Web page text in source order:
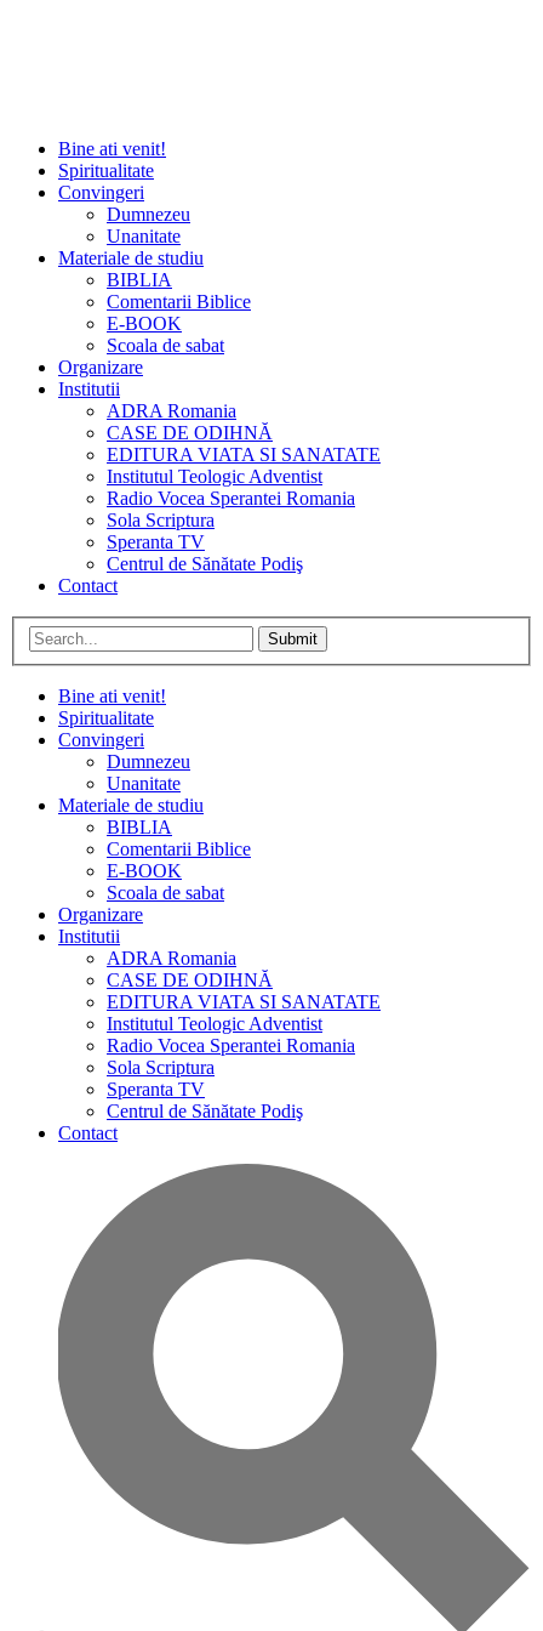
Bine ati venit!
Spiritualitate
Convingeri
Dumnezeu
Unanitate
Materiale de studiu
BIBLIA
Comentarii Biblice
E-BOOK
Scoala de sabat
Organizare
Institutii
ADRA Romania
CASE DE ODIHNĂ
EDITURA VIATA SI SANATATE
Institutul Teologic Adventist
Radio Vocea Sperantei Romania
Sola Scriptura
Speranta TV
Centrul de Sănătate Podiş
Contact
Submit
Bine ati venit!
Spiritualitate
Convingeri
Dumnezeu
Unanitate
Materiale de studiu
BIBLIA
Comentarii Biblice
E-BOOK
Scoala de sabat
Organizare
Institutii
ADRA Romania
CASE DE ODIHNĂ
EDITURA VIATA SI SANATATE
Institutul Teologic Adventist
Radio Vocea Sperantei Romania
Sola Scriptura
Speranta TV
Centrul de Sănătate Podiş
Contact